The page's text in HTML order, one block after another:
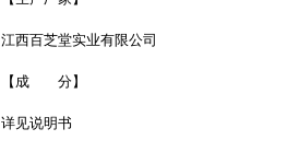
江西百芝堂实业有限公司
【成 分】
详见说明书